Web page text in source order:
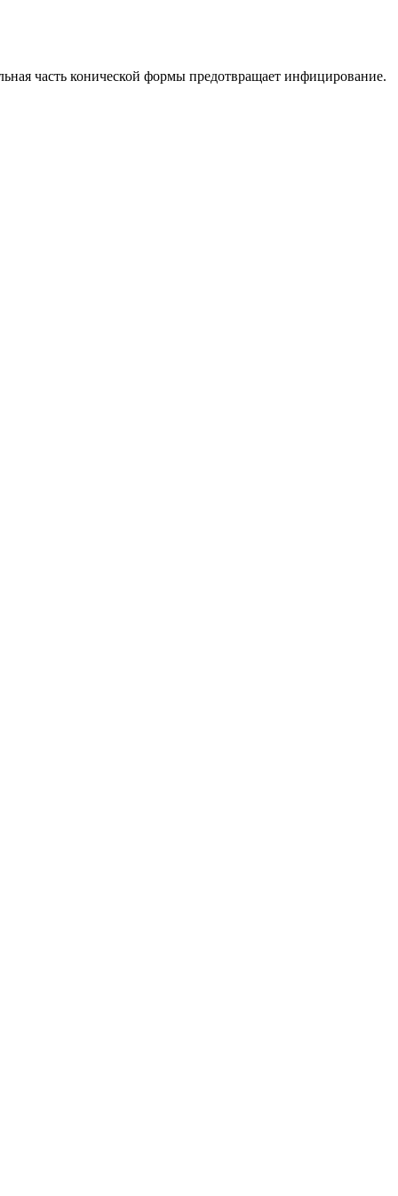
часть конической формы предотвращает инфицирование.